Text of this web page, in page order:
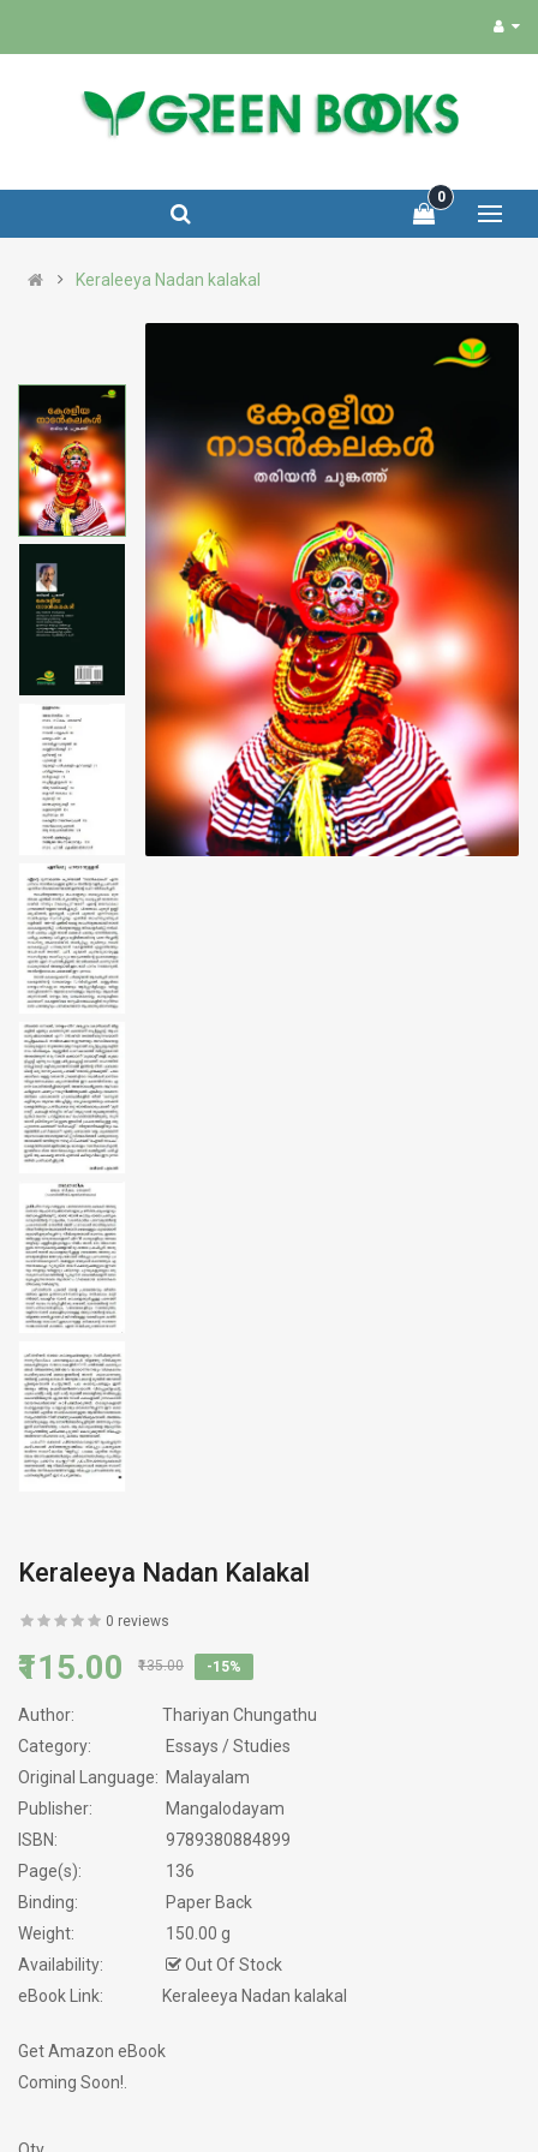
0
Keraleeya Nadan kalakal
Keraleeya Nadan Kalakal
0 reviews
₹115.00 ₹135.00 -15%
Author:
Thariyan Chungathu
Category:
Essays / Studies
Original Language: Malayalam
Publisher:
Mangalodayam
ISBN:
9789380884899
Page(s):
136
Binding:
Paper Back
Weight:
150.00 g
Availability:
Out Of Stock
eBook Link:
Keraleeya Nadan kalakal
Get Amazon eBook
Coming Soon!.